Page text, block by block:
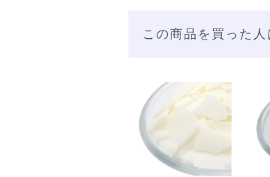
この商品を買った